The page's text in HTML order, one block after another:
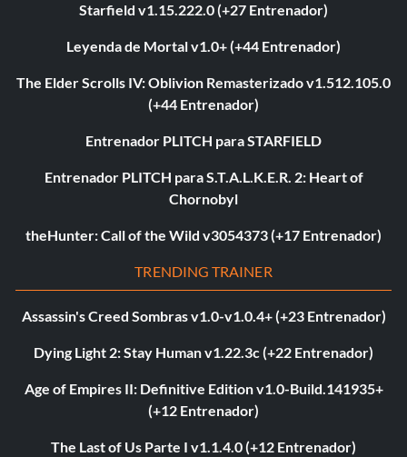
Starfield v1.15.222.0 (+27 Entrenador)
Leyenda de Mortal v1.0+ (+44 Entrenador)
The Elder Scrolls IV: Oblivion Remasterizado v1.512.105.0
(+44 Entrenador)
Entrenador PLITCH para STARFIELD
Entrenador PLITCH para S.T.A.L.K.E.R. 2: Heart of
Chornobyl
theHunter: Call of the Wild v3054373 (+17 Entrenador)
TRENDING TRAINER
Assassin's Creed Sombras v1.0-v1.0.4+ (+23 Entrenador)
Dying Light 2: Stay Human v1.22.3c (+22 Entrenador)
Age of Empires II: Definitive Edition v1.0-Build.141935+
(+12 Entrenador)
The Last of Us Parte I v1.1.4.0 (+12 Entrenador)